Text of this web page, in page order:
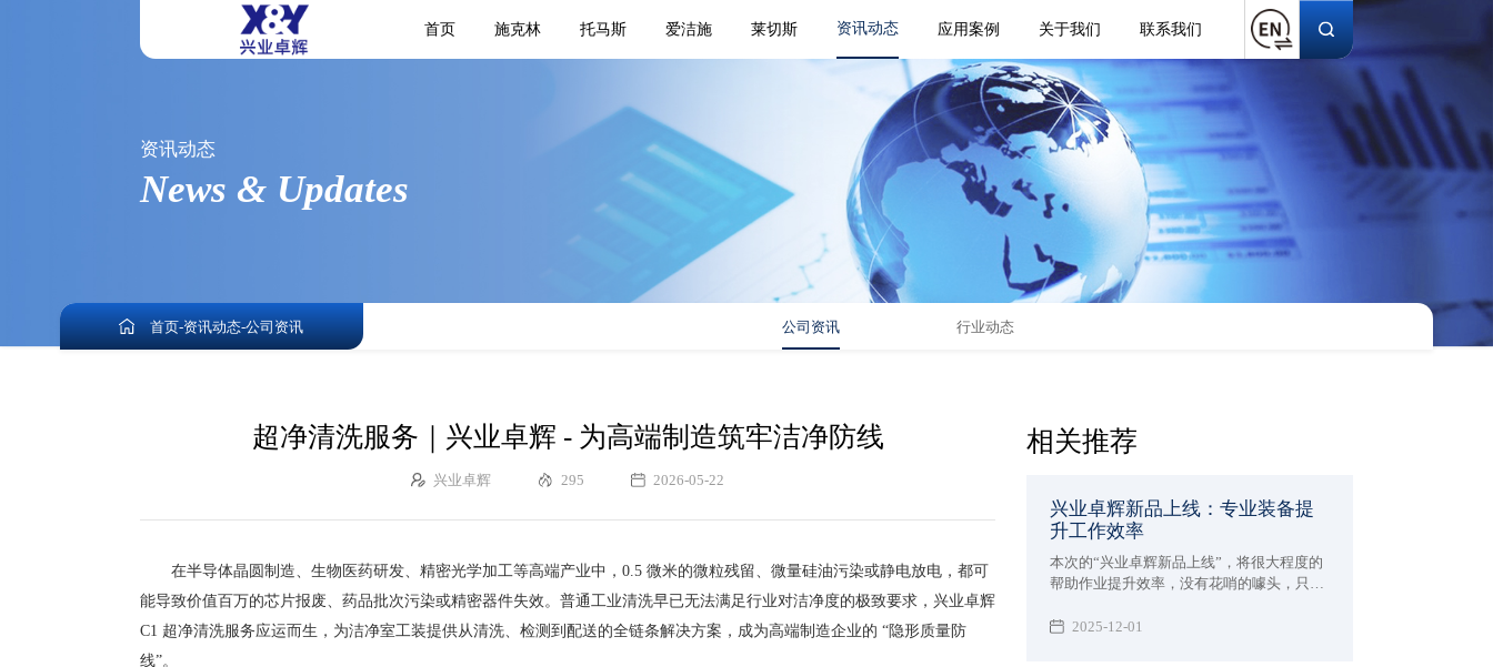
首页 施克林 托马斯 爱洁施 莱切斯 资讯动态 应用案例 关于我们 联系我们
资讯动态
News & Updates
首页-资讯动态-公司资讯 公司资讯 行业动态
超净清洗服务｜兴业卓辉 - 为高端制造筑牢洁净防线
兴业卓辉 295 2026-05-22
在半导体晶圆制造、生物医药研发、精密光学加工等高端产业中，0.5 微米的微粒残留、微量硅油污染或静电放电，都可
能导致价值百万的芯片报废、药品批次污染或精密器件失效。普通工业清洗早已无法满足行业对洁净度的极致要求，兴业卓辉
C1 超净清洗服务应运而生，为洁净室工装提供从清洗、检测到配送的全链条解决方案，成为高端制造企业的 “隐形质量防
线”。
相关推荐
兴业卓辉新品上线：专业装备提
升工作效率
本次的“兴业卓辉新品上线”，将很大程度的
帮助作业提升效率，​没有花哨的噱头，只聚
为常却格外闹心” 的工作难题。空调作业
2025-12-01